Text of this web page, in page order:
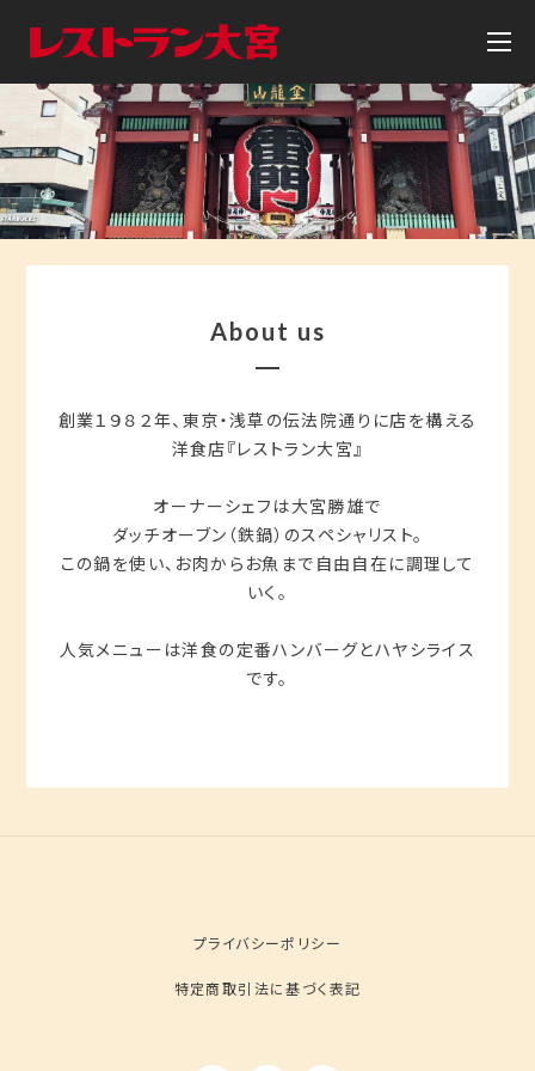
About us
創業１９８２年、東京・浅草の伝法院通りに店を構える
洋食店『レストラン大宮』
オーナーシェフは大宮勝雄で
ダッチオーブン（鉄鍋）のスペシャリスト。
この鍋を使い、お肉からお魚まで自由自在に調理して
いく。
人気メニューは洋食の定番ハンバーグとハヤシライス
です。
プライバシーポリシー
特定商取引法に基づく表記